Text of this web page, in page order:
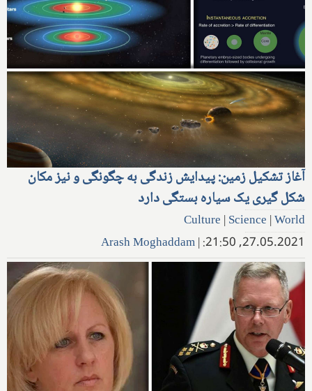
آغاز تشکیل زمین: پیدایش زندگی به چگونگی و نیز مکان
شکل گیری یک سیاره بستگی دارد
Culture |Science |World
27.05.2021, 21:50:
|
Arash Moghaddam